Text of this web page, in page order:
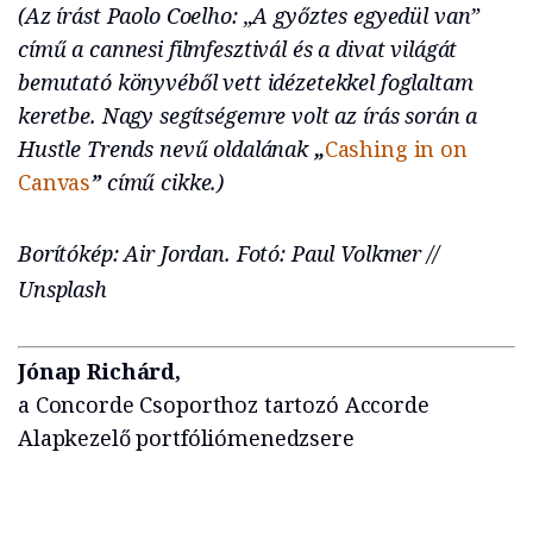
(Az írást Paolo Coelho: „A győztes egyedül van”
című a cannesi filmfesztivál és a divat világát
bemutató könyvéből vett idézetekkel foglaltam
keretbe. Nagy segítségemre volt az írás során a
Hustle Trends nevű oldalának „Cashing in on
Canvas”című cikke.)
Borítókép: Air Jordan. Fotó: Paul Volkmer //
Unsplash
Jónap Richárd,
a Concorde Csoporthoz tartozó Accorde
Alapkezelő portfóliómenedzsere